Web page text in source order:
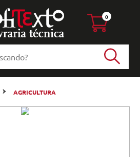
0
AGRICULTURA